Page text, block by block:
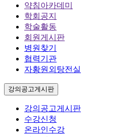
약침아카데미
학회공지
학술활동
회원게시판
병원찾기
협력기관
자황원외탕전실
강의공고게시판
강의공고게시판
수강신청
온라인수강